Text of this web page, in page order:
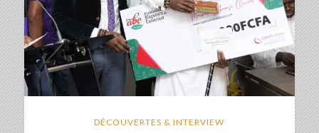
DÉCOUVERTES & INTERVIEW